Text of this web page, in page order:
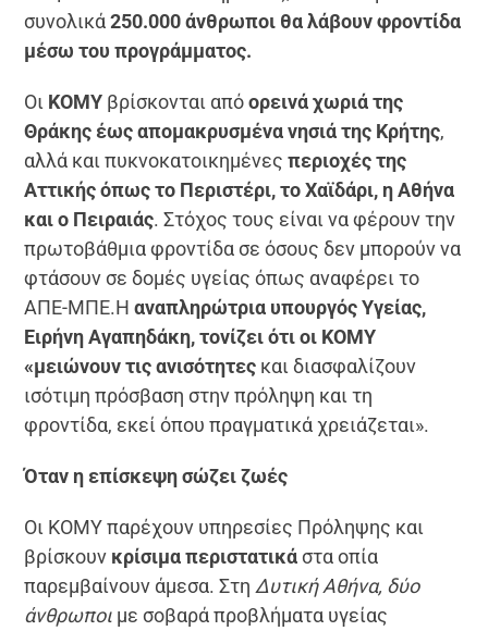
συνολικά250.000 άνθρωποι θα λάβουν φροντίδα
μέσω του προγράμματος.
Οι ΚΟΜΥ βρίσκονται απόορεινά χωριά της
Θράκης έως απομακρυσμένα νησιά της Κρήτης,
αλλά και πυκνοκατοικημένες περιοχές της
Αττικής όπως το Περιστέρι, το Χαϊδάρι, η Αθήνα
και ο Πειραιάς. Στόχος τους είναι να φέρουν την
πρωτοβάθμια φροντίδα σε όσους δεν μπορούν να
φτάσουν σε δομές υγείας όπως αναφέρει το
ΑΠΕ-ΜΠΕ.Ηαναπληρώτρια υπουργός Υγείας,
Ειρήνη Αγαπηδάκη, τονίζει ότι οι ΚΟΜΥ
«μειώνουν τις ανισότητες και διασφαλίζουν
ισότιμη πρόσβαση στην πρόληψη και τη
φροντίδα, εκεί όπου πραγματικά χρειάζεται».
Όταν η επίσκεψη σώζει ζωές
Οι ΚΟΜΥ παρέχουν υπηρεσίες Πρόληψης και
βρίσκουν κρίσιμα περιστατικά στα οπία
παρεμβαίνουν άμεσα. Στη Δυτική Αθήνα, δύο
άνθρωποι με σοβαρά προβλήματα υγείας